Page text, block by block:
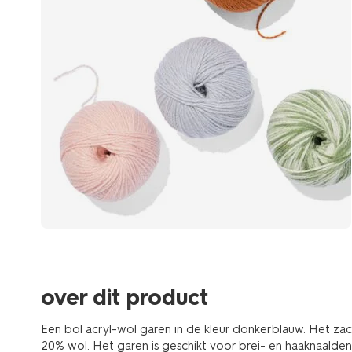
over dit product
Een bol acryl-wol garen in de kleur donkerblauw. Het
20% wol. Het garen is geschikt voor brei- en